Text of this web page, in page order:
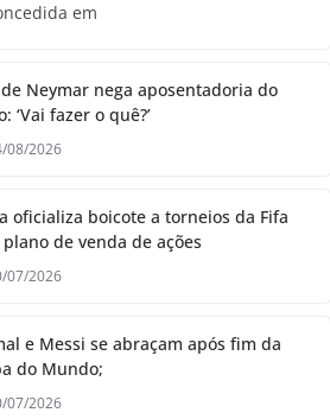
em
Neymar nega aposentadoria do
‘Vai fazer o quê?’
08/2026
oficializa boicote a torneios da Fifa
de venda de ações
07/2026
e Messi se abraçam após fim da
do Mundo;
07/2026